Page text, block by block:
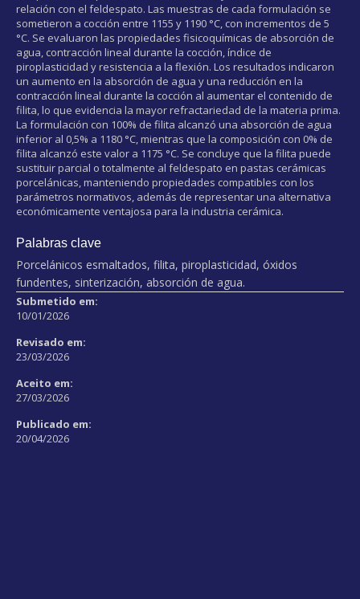
relación con el feldespato. Las muestras de cada formulación se
sometieron a cocción entre 1155 y 1190 °C, con incrementos de 5
°C. Se evaluaron las propiedades fisicoquímicas de absorción de
agua, contracción lineal durante la cocción, índice de
piroplasticidad y resistencia a la flexión. Los resultados indicaron
un aumento en la absorción de agua y una reducción en la
contracción lineal durante la cocción al aumentar el contenido de
filita, lo que evidencia la mayor refractariedad de la materia prima.
La formulación con 100% de filita alcanzó una absorción de agua
inferior al 0,5% a 1180 °C, mientras que la composición con 0% de
filita alcanzó este valor a 1175 °C. Se concluye que la filita puede
sustituir parcial o totalmente al feldespato en pastas cerámicas
porcelánicas, manteniendo propiedades compatibles con los
parámetros normativos, además de representar una alternativa
económicamente ventajosa para la industria cerámica.
Palabras clave
Porcelánicos esmaltados, filita, piroplasticidad, óxidos
fundentes, sinterización, absorción de agua.
Submetido em:
10/01/2026
Revisado em:
23/03/2026
Aceito em:
27/03/2026
Publicado em:
20/04/2026